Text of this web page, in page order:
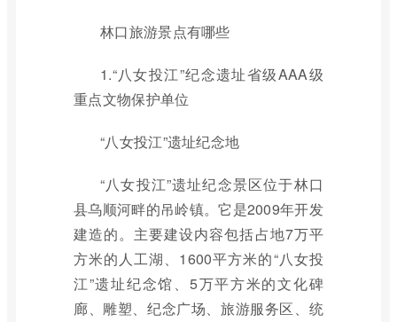
林口旅游景点有哪些
1.“八女投江”纪念遗址省级AAA级
重点文物保护单位
“八女投江”遗址纪念地
“八女投江”遗址纪念景区位于林口
县乌顺河畔的吊岭镇。它是2009年开发
建造的。主要建设内容包括占地7万平
方米的人工湖、1600平方米的“八女投
江”遗址纪念馆、5万平方米的文化碑
廊、雕塑、纪念广场、旅游服务区、统